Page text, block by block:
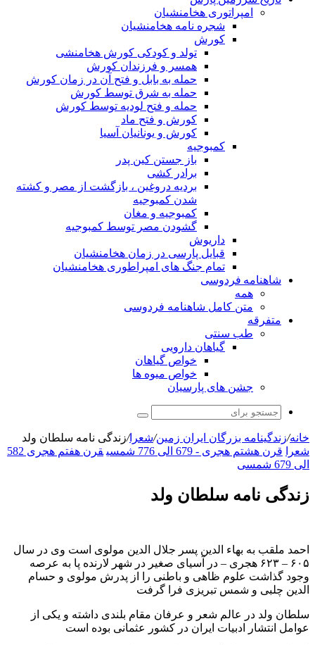
امپراتوری هخامنشیان
شجره نامه هخامنشیان
کورش
تولد و کودکی کورش هخامنشی
همسر و فرزندان کورش
حمله به بابل و فتح آن در زمان کورش
حمله به شرق توسط کورش
حمله و فتح لودیه توسط کورش
کورش و فتح ماد
کورش و یونانیان آسیا
کمبوجیه
باز جستن کین پدر
برادر کشی
بردیه دروغین ، بازگشت از مصر و کشته
شدن کمبوجیه
کمبوجیه و مغان
گشودن مصر توسط کمبوجیه
داریوش
قبایل پارسی در زمان هخامنشیان
تمام جنگ های امپراطوری هخامنشیان
شاهنامه فردوسی
همه
متن کامل شاهنامه فردوسی
متفرقه
طب سنتی
گیاهان دارویی
خواص گیاهان
خواص میوه ها
جشن های پارسیان
جستجو
برای
خانه/زندگینامه بزرگان ایران زمین/شعرا/زندگی نامه سلطان ولد
شعرا
قرن هشتم هجری - 679 الی 776 شمسی
قرن هفتم هجری 582
الی 679 شمسی
زندگی نامه سلطان ولد
احمد ملقب به بهاء الدین پسر جلال الدین مولوی است وی در سال
۶۰۵ – ۶۲۳ هجری – در آسیای صغیر در شهر لارنده پا به عرصه
وجود گذاشت علوم ظاهی و باطنی را از پدرش مولوی و حسام
الدین چلبی و شمس تبریزی فرا گرفت
سلطان ولد در عالم شعر و عرفان مقام بلندی داشته و یکی از
عوامل انتشار ادبیات ایران در کشور عثمانی بوده است